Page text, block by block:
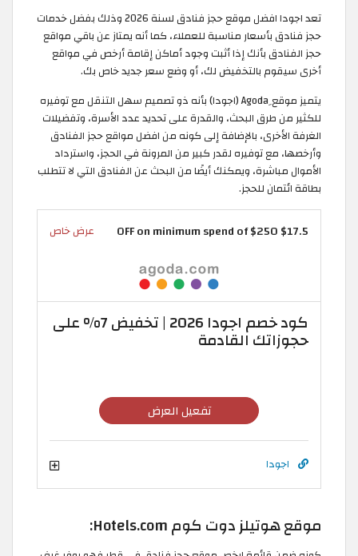
تعد اجودا افضل موقع حجز فنادق لسنة 2026 وذلك بفضل خدمات
حجز فنادق بأسعار مناسبة للعملاء، كما أنه يمتاز عن باقي مواقع
حجز الفنادق بأنك إذا أثبت وجود أماكن إقامة أرخص في مواقع
أخرى سيقوم بالتخفيض لك، أو وضع سعر جديد خاص بك.
يتميز موقع ِAgoda (اجودا) بأنه ذو تصميم سهل التنقل مع توفيره
للكثير من طرق البحث، والقدرة على تحديد عدد الأسرة، وتفضيلات
الغرفة الأخرى، بالإضافة إلى كونه من افضل مواقع حجز الفنادق
وأرخصها، مع توفيره لقدر كبير من المرونة في الحجز، واسترداد
الأموال مباشرة، ويمكنك أيضًا من البحث عن الفنادق التي لا تتطلب
بطاقة ائتمان للحجز.
$17.5 OFF on minimum spend of $250 عرض خاص
كود خصم اجودا 2026 | تخفيض 7% على
حجوزاتك القادمة
تفعيل العرض
اجودا
موقع هوتيلز دوت كوم Hotels.com: